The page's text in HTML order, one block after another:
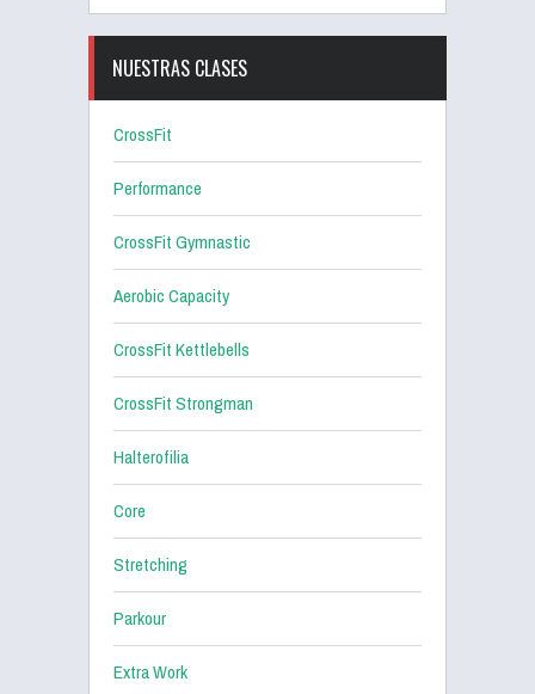
NUESTRAS CLASES
CrossFit
Performance
CrossFit Gymnastic
Aerobic Capacity
CrossFit Kettlebells
CrossFit Strongman
Halterofilia
Core
Stretching
Parkour
Extra Work